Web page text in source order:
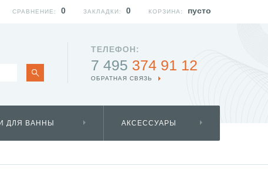
ТЕЛЕФОН:
7 495 374 91 12
ОБРАТНАЯ СВЯЗЬ
ДЛЯ ВАННЫ АКСЕССУАРЫ
КОРЗИНА: пусто
ЗАКЛАДКИ: 0
СРАВНЕНИЕ: 0